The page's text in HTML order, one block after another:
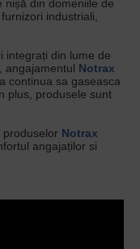
nișă din domeniile de
industriali,
integrați din lume de
angajamentul Notrax
continua sa gaseasca
plus, produsele sunt
produselor Notrax
angajaților si